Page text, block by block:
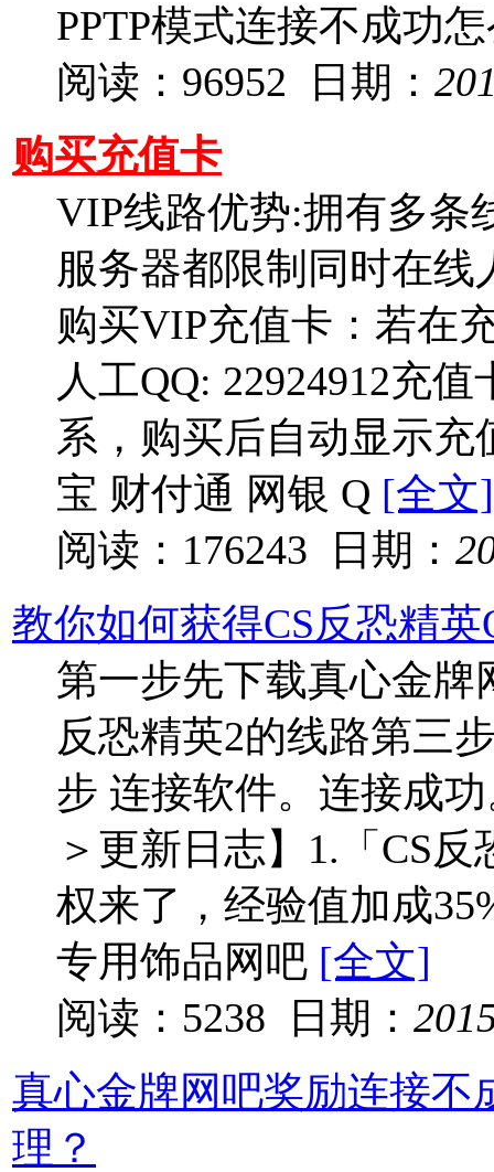
PPTP模式连接不成功
阅读：96952 日期：
购买充值卡
VIP线路优势:拥有多条
服务器都限制同时在
购买VIP充值卡：若在
人工QQ: 22924912充
系，购买后自动显示
宝 财付通 网银 Q [全文]
阅读：176243 日期：
教你如何获得CS反恐精
第一步先下载真心金牌
反恐精英2的线路第三
步 连接软件。连接成
＞更新日志】1.「CS
权来了，经验值加成
专用饰品网吧 [全文]
阅读：5238 日期：
真心金牌网吧奖励连接不
理？